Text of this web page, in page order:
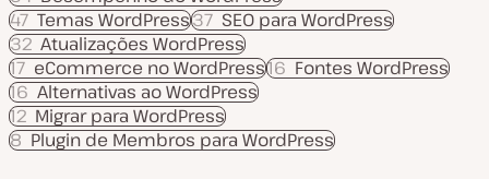
Temas WordPress
47 SEO para WordPress
37
Atualizações WordPress
32
eCommerce no WordPress
17 Fontes WordPress
16
Alternativas ao WordPress
16
Migrar para WordPress
12
Plugin de Membros para WordPress
8